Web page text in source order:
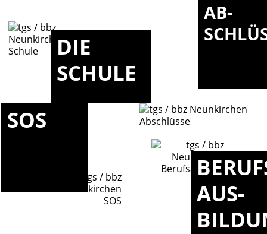
DIE
SCHULE
AB-
SOS
AUS-